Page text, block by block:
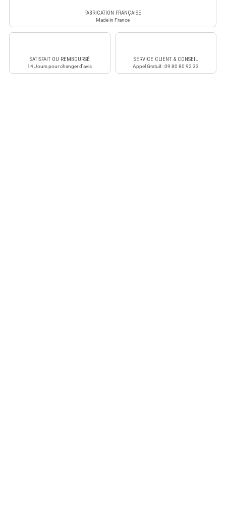
FABRICATION FRANÇAISE
Made in France
SATISFAIT OU REMBOURSÉ
14 Jours pour changer d'avis
SERVICE CLIENT & CONSEIL
Appel Gratuit : 09 80 80 92 33